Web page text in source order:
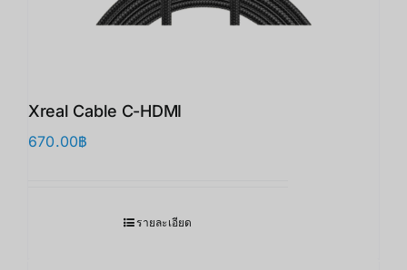
Xreal Cable C-HDMI
670.00฿
รายละเอียด